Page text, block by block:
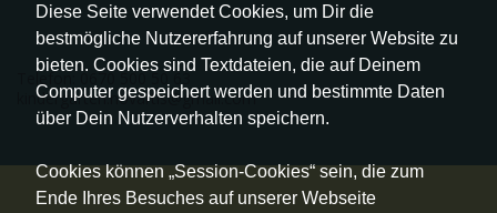
Diese Seite verwendet Cookies, um Dir die
bestmögliche Nutzererfahrung auf unserer Website zu
bieten. Cookies sind Textdateien, die auf Deinem
Computer gespeichert werden und bestimmte Daten
über Dein Nutzerverhalten speichern.
Cookies können „Session-Cookies“ sein, die zum
Ende Ihres Besuches auf unserer Webseite
Telefon:0670 500 50 63
kindergarten.novartis@gmail.com